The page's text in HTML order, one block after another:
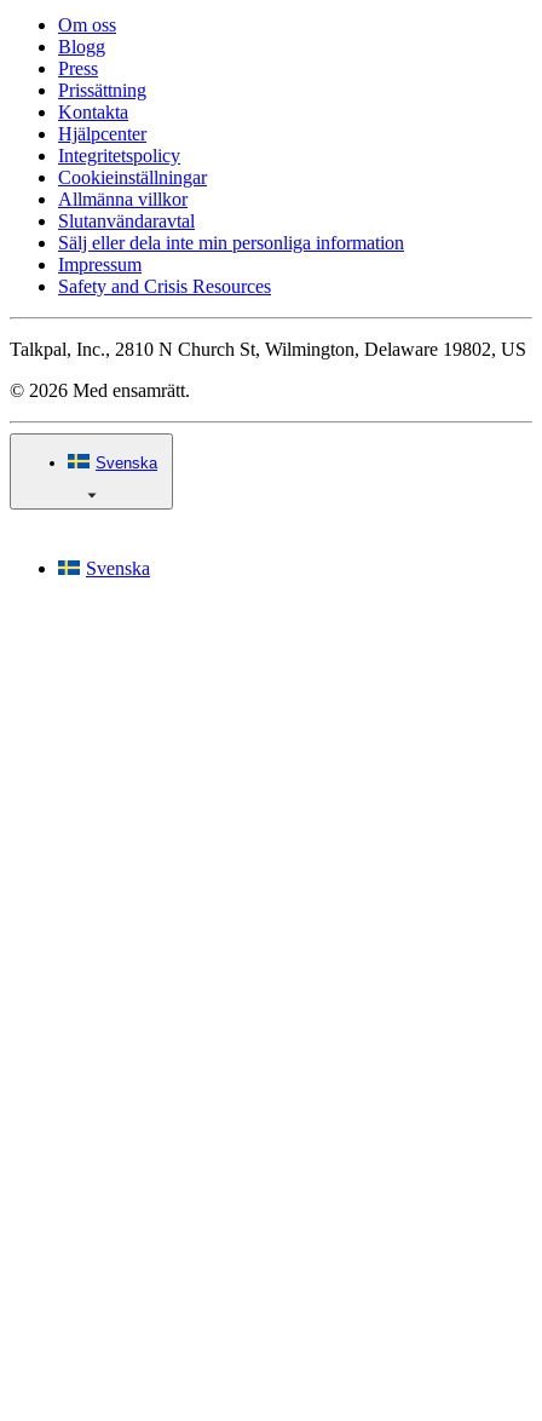
Om oss
Blogg
Press
Prissättning
Kontakta
Hjälpcenter
Integritetspolicy
Cookieinställningar
Allmänna villkor
Slutanvändaravtal
Sälj eller dela inte min personliga information
Impressum
Safety and Crisis Resources
Talkpal, Inc., 2810 N Church St, Wilmington, Delaware 19802, US
© 2026 Med ensamrätt.
Svenska
Svenska